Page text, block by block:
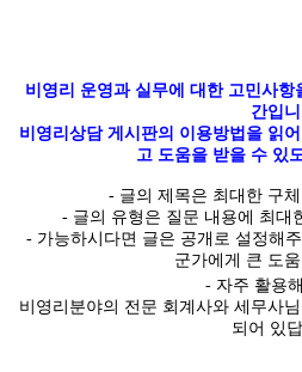
비영리 운영과 실무에 대한 고민사
간입
비영리상담 게시판의 이용방법을 읽
고 도움을 받을 수 있
- 글의 제목은 최대한 구
- 글의 유형은 질문 내용에 최대
- 가능하시다면 글은 공개 로 설정해
군가에게 큰 도
- 자주 활용
비영리분야의 전문 회계사와 세무사
되어 있